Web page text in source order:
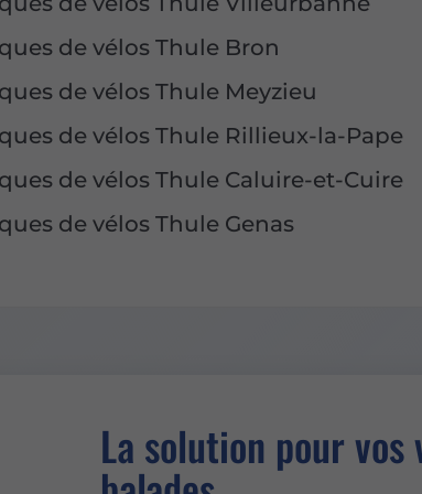
de vélos Thule Bron
de vélos Thule Meyzieu
de vélos Thule Rillieux-la-Pape
de vélos Thule Caluire-et-Cuire
de vélos Thule Genas
La solution pour vos